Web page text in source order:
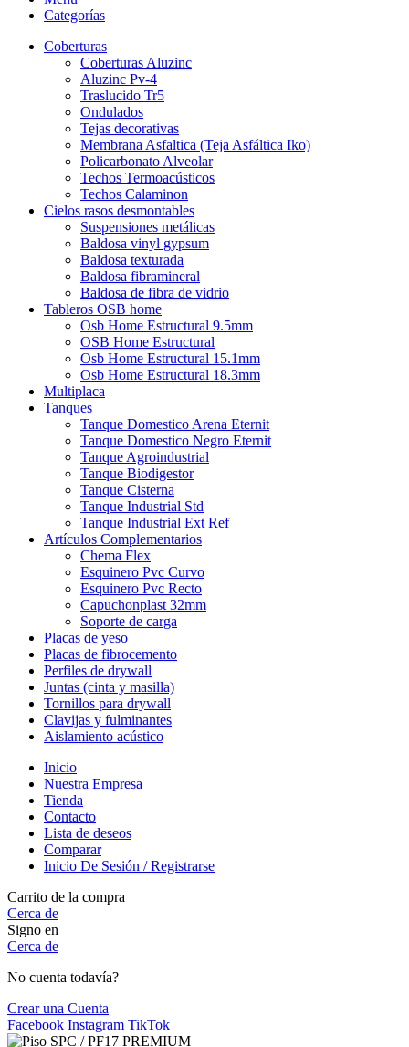
Categorías
Coberturas
Coberturas Aluzinc
Aluzinc Pv-4
Traslucido Tr5
Ondulados
Tejas decorativas
Membrana Asfaltica (Teja Asfáltica Iko)
Policarbonato Alveolar
Techos Termoacústicos
Techos Calaminon
Cielos rasos desmontables
Suspensiones metálicas
Baldosa vinyl gypsum
Baldosa texturada
Baldosa fibramineral
Baldosa de fibra de vidrio
Tableros OSB home
Osb Home Estructural 9.5mm
OSB Home Estructural
Osb Home Estructural 15.1mm
Osb Home Estructural 18.3mm
Multiplaca
Tanques
Tanque Domestico Arena Eternit
Tanque Domestico Negro Eternit
Tanque Agroindustrial
Tanque Biodigestor
Tanque Cisterna
Tanque Industrial Std
Tanque Industrial Ext Ref
Artículos Complementarios
Chema Flex
Esquinero Pvc Curvo
Esquinero Pvc Recto
Capuchonplast 32mm
Soporte de carga
Placas de yeso
Placas de fibrocemento
Perfiles de drywall
Juntas (cinta y masilla)
Tornillos para drywall
Clavijas y fulminantes
Aislamiento acústico
Inicio
Nuestra Empresa
Tienda
Contacto
Lista de deseos
Comparar
Inicio De Sesión / Registrarse
Carrito de la compra
Cerca de
Signo en
Cerca de
No cuenta todavía?
Crear una Cuenta
Facebook Instagram TikTok